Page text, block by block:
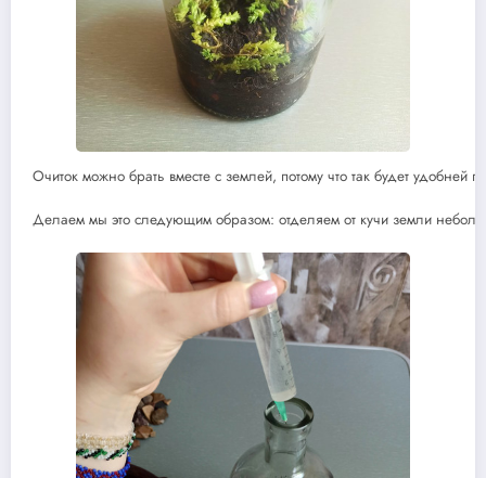
Очиток можно брать вместе с землей, потому что так будет удобней
Делаем мы это следующим образом: отделяем от кучи земли